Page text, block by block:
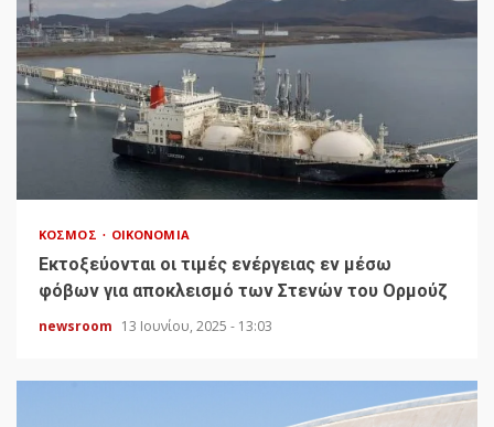
ΚΌΣΜΟΣ ΟΙΚΟΝΟΜΊΑ
Εκτοξεύονται οι τιμές ενέργειας εν μέσω
φόβων για αποκλεισμό των Στενών του Ορμούζ
newsroom 13 Ιουνίου, 2025 - 13:03